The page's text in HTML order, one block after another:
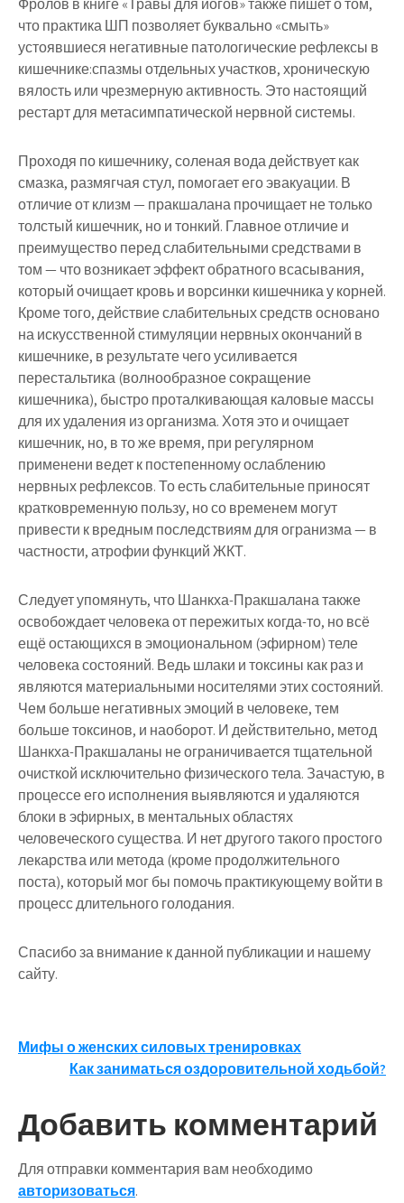
Фролов в книге «Травы для йогов» также пишет о том,
что практика ШП позволяет буквально «смыть»
устоявшиеся негативные патологические рефлексы в
кишечнике:спазмы отдельных участков, хроническую
вялость или чрезмерную активность. Это настоящий
рестарт для метасимпатической нервной системы.
Проходя по кишечнику, соленая вода действует как
смазка, размягчая стул, помогает его эвакуации. В
отличие от клизм — пракшалана прочищает не только
толстый кишечник, но и тонкий. Главное отличие и
преимущество перед слабительными средствами в
том — что возникает эффект обратного всасывания,
который очищает кровь и ворсинки кишечника у корней.
Кроме того, действие слабительных средств основано
на искусственной стимуляции нервных окончаний в
кишечнике, в результате чего усиливается
перестальтика (волнообразное сокращение
кишечника), быстро проталкивающая каловые массы
для их удаления из организма. Хотя это и очищает
кишечник, но, в то же время, при регулярном
применени ведет к постепенному ослаблению
нервных рефлексов. То есть слабительные приносят
кратковременную пользу, но со временем могут
привести к вредным последствиям для огранизма — в
частности, атрофии функций ЖКТ.
Следует упомянуть, что Шанкха-Пракшалана также
освобождает человека от пережитых когда-то, но всё
ещё остающихся в эмоциональном (эфирном) теле
человека состояний. Ведь шлаки и токсины как раз и
являются материальными носителями этих состояний.
Чем больше негативных эмоций в человеке, тем
больше токсинов, и наоборот. И действительно, метод
Шанкха-Пракшаланы не ограничивается тщательной
очисткой исключительно физического тела. Зачастую, в
процессе его исполнения выявляются и удаляются
блоки в эфирных, в ментальных областях
человеческого существа. И нет другого такого простого
лекарства или метода (кроме продолжительного
поста), который мог бы помочь практикующему войти в
процесс длительного голодания.
Спасибо за внимание к данной публикации и нашему
сайту.
Навигация
записям
Мифы о женских силовых тренировках
Как заниматься оздоровительной ходьбой?
Добавить комментарий
Для отправки комментария вам необходимо
авторизоваться.